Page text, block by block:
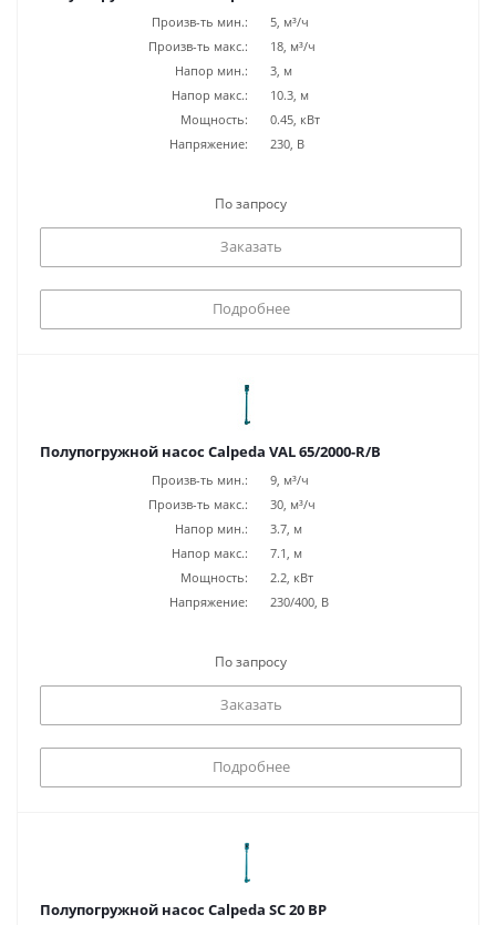
Произв-ть мин.:
5, м³/ч
Произв-ть макс.:
18, м³/ч
Напор мин.:
3, м
Напор макс.:
10.3, м
Мощность:
0.45, кВт
Напряжение:
230, В
По запросу
Заказать
Подробнее
Полупогружной насос Calpeda VAL 65/2000-R/B
Произв-ть мин.:
9, м³/ч
Произв-ть макс.:
30, м³/ч
Напор мин.:
3.7, м
Напор макс.:
7.1, м
Мощность:
2.2, кВт
Напряжение:
230/400, В
По запросу
Заказать
Подробнее
Полупогружной насос Calpeda SC 20 BP